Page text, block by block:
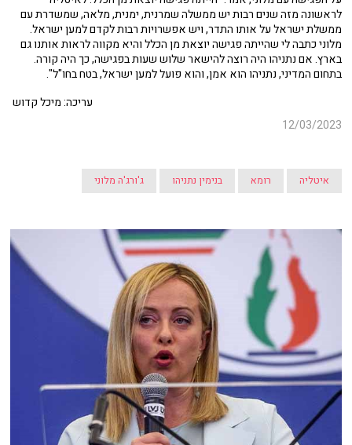
לראשונה מזה שנים רבות יש ממשלה שמרנית, ימנית, מלאה, שמשדרת עם
ממשלת ישראל על אותו התדר, ויש אפשרויות רבות לקדם למען ישראל.
מלוני כתבה לי שהייתה פגישה יוצאת מן הכלל והיא מקווה לראות אותנו גם
בארץ. אם נתניהו היה רוצה להישאר שלוש שעות בפגישה, כך היה קורה.
בתחום המדיני, נתניהו הוא אמן, והוא פועל למען ישראל, בטח בחו"ל".
עריכה: מיכל קדוש
12/03/2023
איטליה רומא בנימין נתניהו ג'ורג'ה מלוני